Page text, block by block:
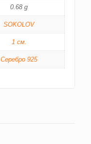
0.68 g
SOKOLOV
1 см.
Серебро 925